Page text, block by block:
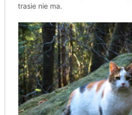
trasie nie ma.